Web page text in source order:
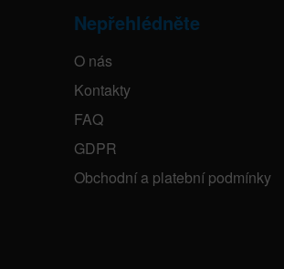
Nepřehlédněte
O nás
Kontakty
FAQ
GDPR
Obchodní a platební podmínky